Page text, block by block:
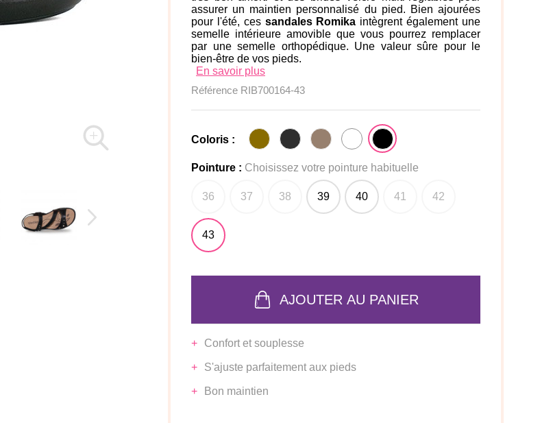
assurer un maintien personnalisé du pied. Bien ajourées
pour l'été, ces sandales Romika intègrent également une
semelle intérieure amovible que vous pourrez remplacer
par une semelle orthopédique. Une valeur sûre pour le
bien-être de vos pieds.
En savoir plus
Référence RIB700164-43
Coloris :
Pointure : Choisissez votre pointure habituelle
36 37 38 39 40 41 42
43
AJOUTER AU PANIER
Confort et souplesse
S'ajuste parfaitement aux pieds
Bon maintien